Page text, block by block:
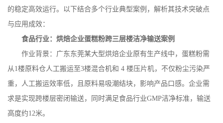
的稳定高效运行。以下结合多个行业典型案例，解析其技术突破点
与应用成效：
食品行业：烘焙企业蛋糕粉跨三层楼洁净输送案例
作业背景：广东东莞某大型烘焙企业原有生产线中，蛋糕粉需
从1楼原料仓人工搬运至3楼混合机和 4 楼压片机，不仅粉尘污染严
重，人工搬运效率低，且原料易吸潮结块，影响产品口感。企业需
求是实现跨楼层密闭输送，同时满足食品行业GMP洁净标准，输送
高度约12米。